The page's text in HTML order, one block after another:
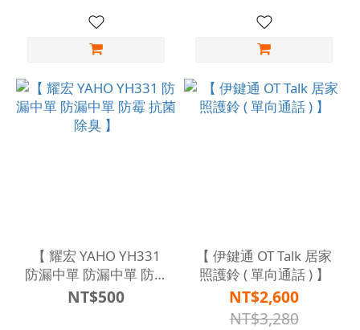
【 耀宏 YAHO YH331
防漏中單 防漏中單 防霉
抗菌 除臭 】
NT$500
【 伊鍵通 OT Talk 居家
照護鈴 ( 單向通話 ) 】
NT$2,600
NT$3,280